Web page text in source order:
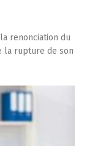
renonciation du
la rupture de son